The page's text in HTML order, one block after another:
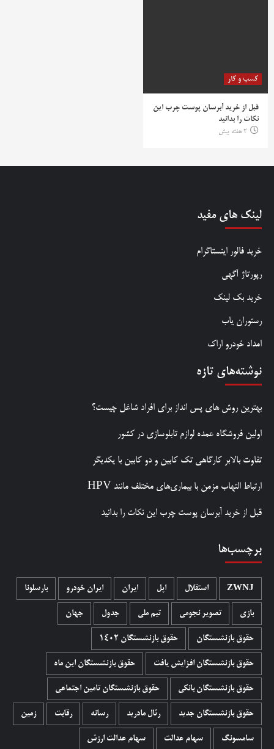
کسب و کار
قبل از خرید آبرسان پوست چرب این
نکات را بدانید
2 هفته پیش
لینک های مفید
خرید فالور اینستاگرام
رپورتاژ آگهی
خرید بک لینک
رستوران یاب
امداد خودرو اراک
نوشته‌های تازه
بهترین روش‌ های پس‌ انداز برای افراد شاغل چیست؟
اولین فروشگاه عمده لوازم تابلوسازی در کشور
تفاوت بالابر کارگاهی تک کابین و دو کابین با یکدیگر
ارتباط التهاب مزمن با بیماری‌های مختلف مانند HPV
قبل از خرید آبرسان پوست چرب این نکات را بدانید
برچسب‌ها
ZWNJ استقلال اپل ایران ایران خودرو بارسلونا
بازی تصویر نجومی تیم ملی جدول جهان
حقوق بازنشستگان حقوق بازنشستگان 1402
حقوق بازنشستگان افزایش یافت حقوق بازنشستگان این ماه
حقوق بازنشستگان بانکی حقوق بازنشستگان تامین اجتماعی
حقوق بازنشستگان جدید رئال مادرید رسانه رقابت زمین
سامسونگ سهام عدالت سهام عدالت ارزش